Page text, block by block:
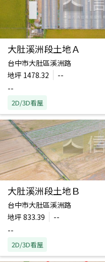
大肚溪洲段土地Ａ
台中市大肚區溪洲路
地坪 1478.32
--
--
2D/3D看屋
大肚溪洲段土地Ｂ
台中市大肚區溪洲路
地坪 833.39
--
--
2D/3D看屋